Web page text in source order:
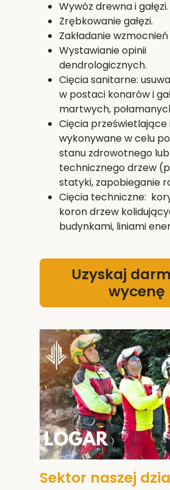
Wywóz drewna i gałęzi.
Zrębkowanie gałęzi.
Zakładanie
Wystawianie opinii
dendrologicznych.
Cięcia sanitarne:
w postaci konarów i
martwych,
Cięcia prześwietlające
wykonywane w celu
stanu zdrowotnego
technicznego drzew
statyki, zapobieganie
Cięcia techniczne:
koron drzew
budynkami, liniami
Uzyskaj
wycenę
Sektor naszej